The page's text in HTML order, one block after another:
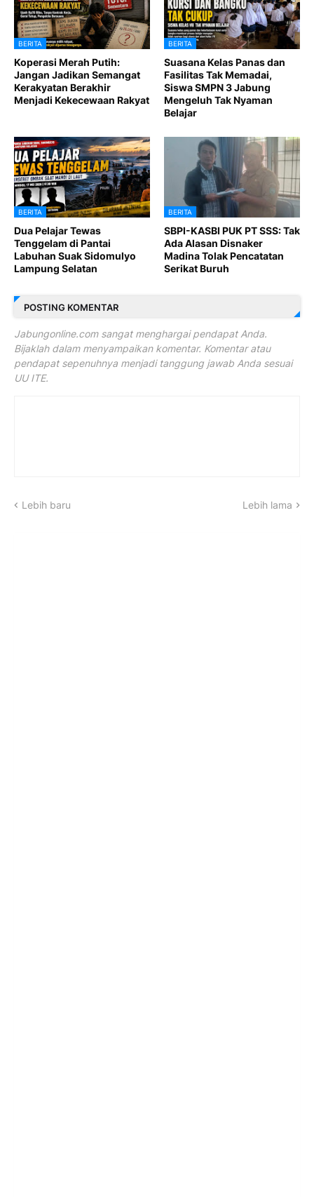
BERITA
Koperasi Merah Putih:
Jangan Jadikan Semangat
Kerakyatan Berakhir
Menjadi Kekecewaan Rakyat
BERITA
Suasana Kelas Panas dan
Fasilitas Tak Memadai,
Siswa SMPN 3 Jabung
Mengeluh Tak Nyaman
Belajar
BERITA
Dua Pelajar Tewas
Tenggelam di Pantai
Labuhan Suak Sidomulyo
Lampung Selatan
BERITA
SBPI-KASBI PUK PT SSS: Tak
Ada Alasan Disnaker
Madina Tolak Pencatatan
Serikat Buruh
POSTING KOMENTAR
Jabungonline.com sangat menghargai pendapat Anda.
Bijaklah dalam menyampaikan komentar. Komentar atau
pendapat sepenuhnya menjadi tanggung jawab Anda sesuai
UU ITE.
Lebih baru Lebih lama